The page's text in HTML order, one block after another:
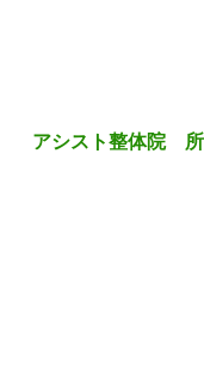
アシスト整体院 所